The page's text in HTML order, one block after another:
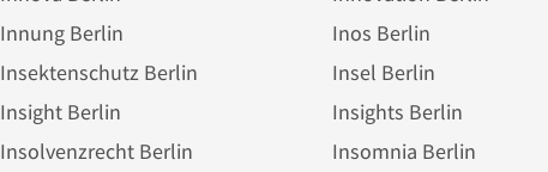
Innung Berlin
Inos Berlin
Insektenschutz Berlin
Insel Berlin
Insight Berlin
Insights Berlin
Insolvenzrecht Berlin
Insomnia Berlin